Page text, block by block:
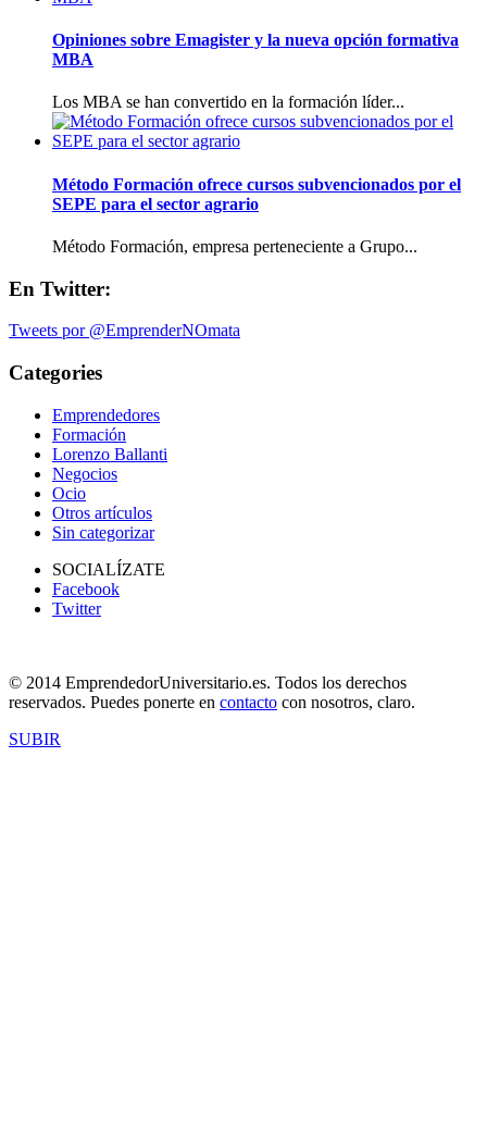
Opiniones sobre Emagister y la nueva opción formativa
MBA
Los MBA se han convertido en la formación líder...
Método Formación ofrece cursos subvencionados por el
SEPE para el sector agrario
Método Formación, empresa perteneciente a Grupo...
En Twitter:
Tweets por @EmprenderNOmata
Categories
Emprendedores
Formación
Lorenzo Ballanti
Negocios
Ocio
Otros artículos
Sin categorizar
SOCIALÍZATE
Facebook
Twitter
© 2014 EmprendedorUniversitario.es. Todos los derechos
reservados. Puedes ponerte en contacto con nosotros, claro.
SUBIR